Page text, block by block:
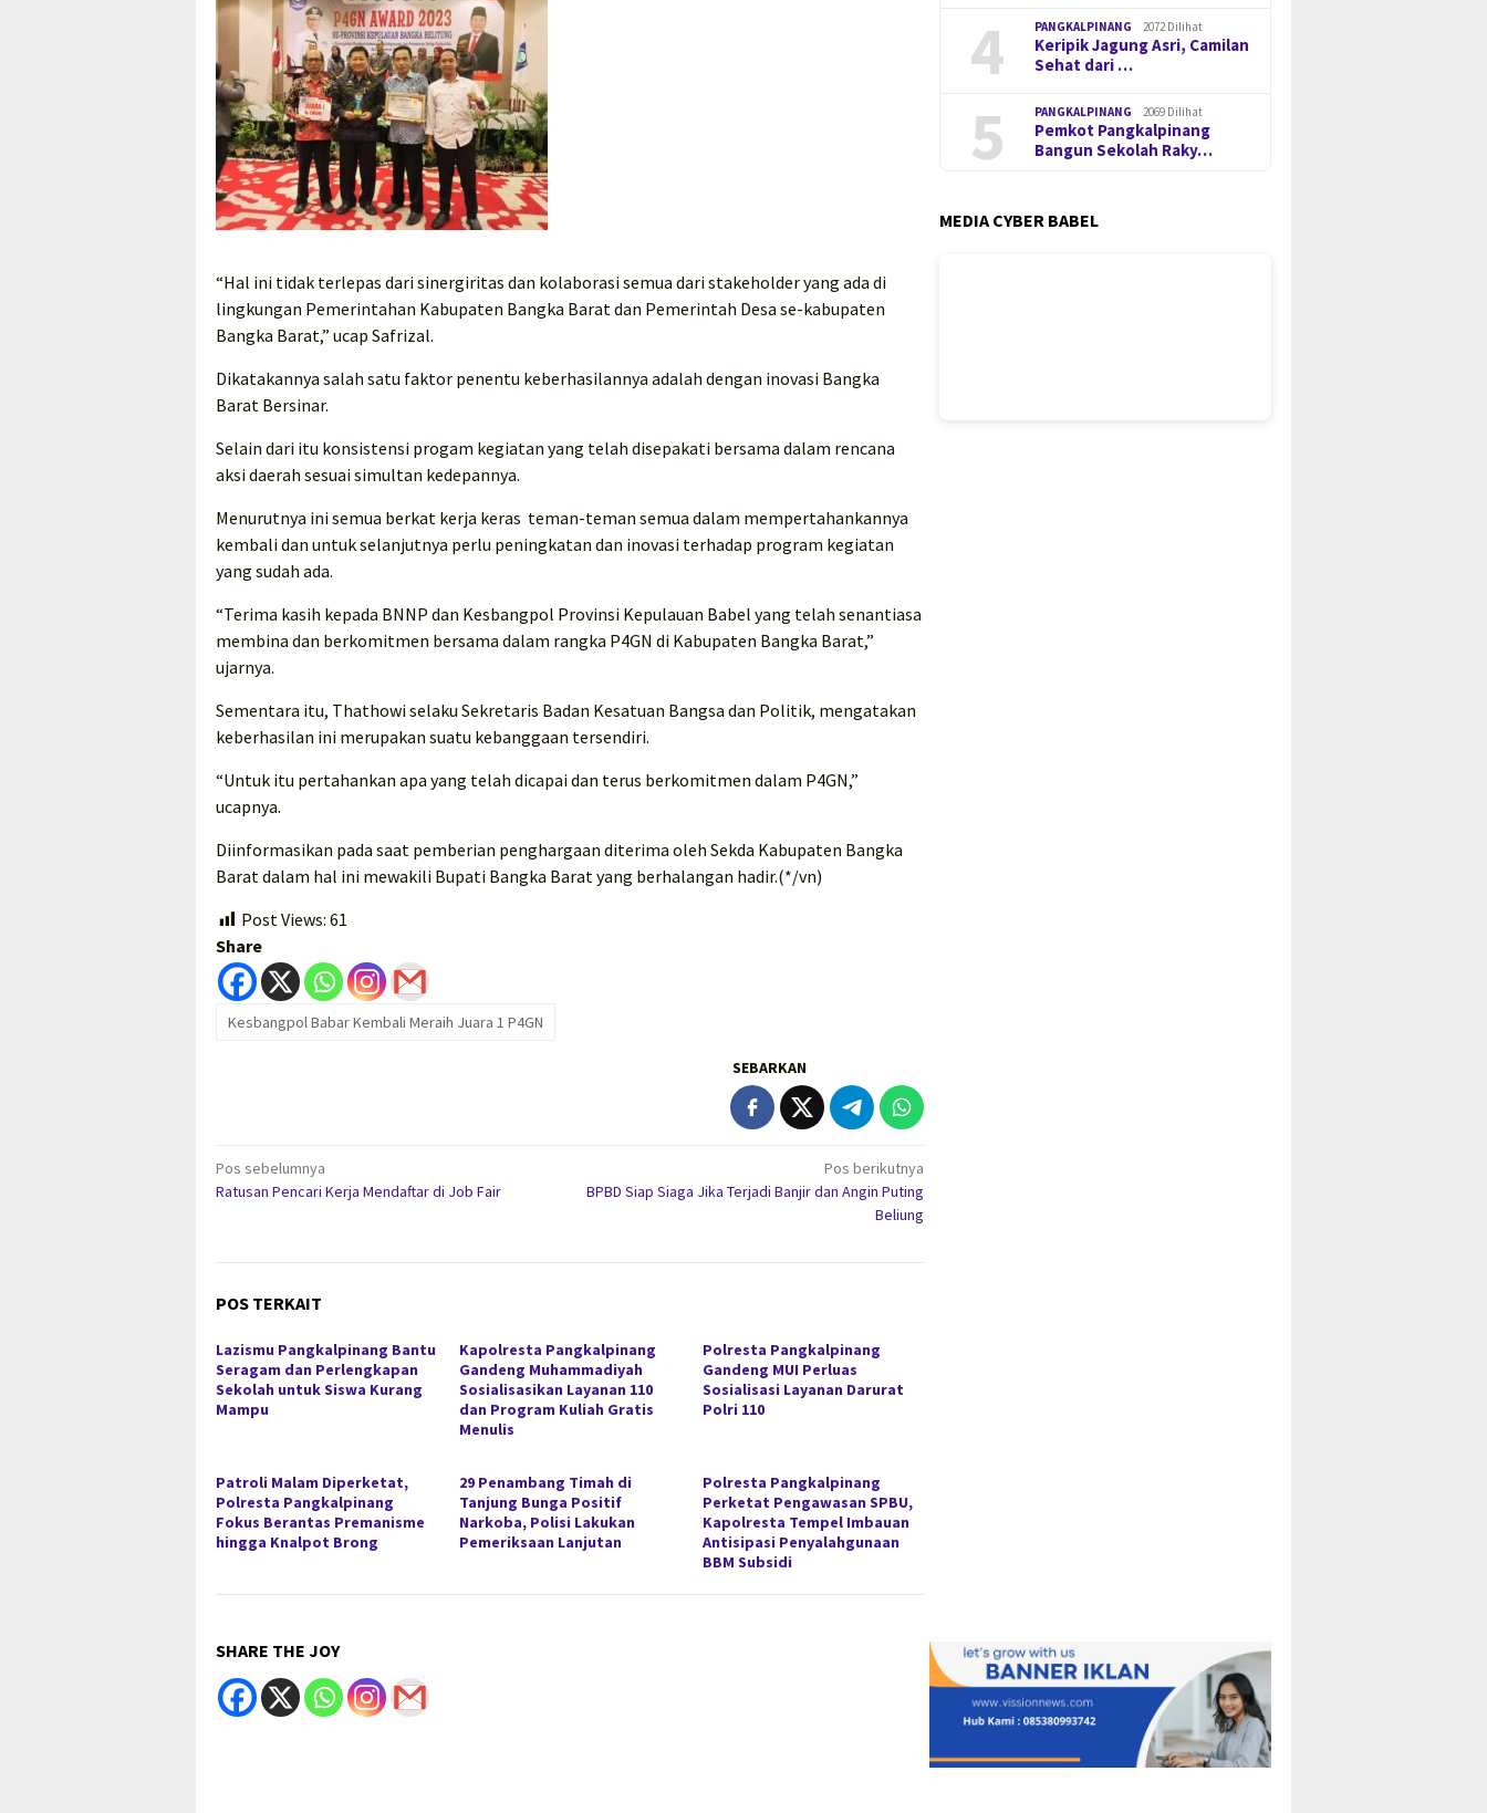
“Hal ini tidak terlepas dari sinergiritas dan kolaborasi semua dari stakeholder yang ada di
lingkungan Pemerintahan Kabupaten Bangka Barat dan Pemerintah Desa se-kabupaten
Bangka Barat,” ucap Safrizal.
Dikatakannya salah satu faktor penentu keberhasilannya adalah dengan inovasi Bangka
Barat Bersinar.
Selain dari itu konsistensi progam kegiatan yang telah disepakati bersama dalam rencana
aksi daerah sesuai simultan kedepannya.
Menurutnya ini semua berkat kerja keras teman-teman semua dalam mempertahankannya
kembali dan untuk selanjutnya perlu peningkatan dan inovasi terhadap program kegiatan
yang sudah ada.
“Terima kasih kepada BNNP dan Kesbangpol Provinsi Kepulauan Babel yang telah senantiasa
membina dan berkomitmen bersama dalam rangka P4GN di Kabupaten Bangka Barat,”
ujarnya.
Sementara itu, Thathowi selaku Sekretaris Badan Kesatuan Bangsa dan Politik, mengatakan
keberhasilan ini merupakan suatu kebanggaan tersendiri.
“Untuk itu pertahankan apa yang telah dicapai dan terus berkomitmen dalam P4GN,”
ucapnya.
Diinformasikan pada saat pemberian penghargaan diterima oleh Sekda Kabupaten Bangka
Barat dalam hal ini mewakili Bupati Bangka Barat yang berhalangan hadir.(*/vn)
Post Views: 61
Share
Kesbangpol Babar Kembali Meraih Juara 1 P4GN
SEBARKAN
Navigasi
pos
Pos sebelumnya
Ratusan Pencari Kerja Mendaftar di Job Fair
Pos berikutnya
BPBD Siap Siaga Jika Terjadi Banjir dan Angin Puting
Beliung
POS TERKAIT
Lazismu Pangkalpinang Bantu
Seragam dan Perlengkapan
Sekolah untuk Siswa Kurang
Mampu
Kapolresta Pangkalpinang
Gandeng Muhammadiyah
Sosialisasikan Layanan 110
dan Program Kuliah Gratis
Menulis
Polresta Pangkalpinang
Gandeng MUI Perluas
Sosialisasi Layanan Darurat
Polri 110
Patroli Malam Diperketat,
Polresta Pangkalpinang
Fokus Berantas Premanisme
hingga Knalpot Brong
29 Penambang Timah di
Tanjung Bunga Positif
Narkoba, Polisi Lakukan
Pemeriksaan Lanjutan
Polresta Pangkalpinang
Perketat Pengawasan SPBU,
Kapolresta Tempel Imbauan
Antisipasi Penyalahgunaan
BBM Subsidi
4 PANGKALPINANG 2072 Dilihat
Keripik Jagung Asri, Camilan
Sehat dari …
5 PANGKALPINANG 2069 Dilihat
Pemkot Pangkalpinang
Bangun Sekolah Raky…
MEDIA CYBER BABEL
SHARE THE JOY